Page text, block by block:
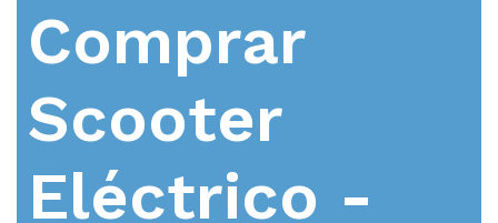
Comprar
Scooter
Eléctrico -